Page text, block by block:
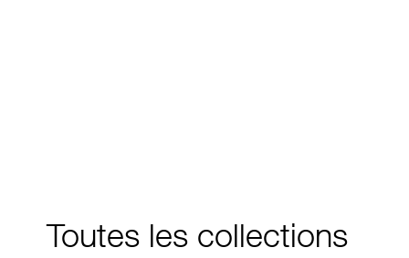
Toutes les collections